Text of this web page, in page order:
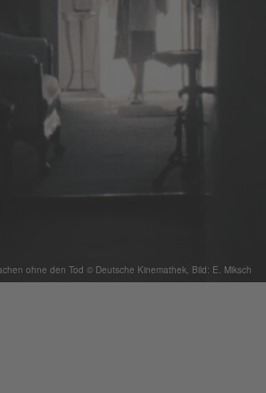
ohne den Tod © Deutsche Kinemathek, Bild: E. Miksch